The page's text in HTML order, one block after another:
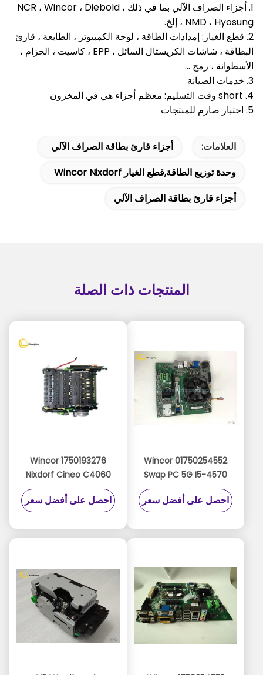
1. أجزاء الصراف الآلي بما في ذلك NCR ، Wincor ، Diebold ،
NMD ، Hyosung ، إلخ.
2. قطع الغيار: إمدادات الطاقة ، لوحة الكمبيوتر ، الطابعة ، قارئ
البطاقة ، شاشات الكريستال السائل ، EPP ، كاسيت ، الحزام ،
الأسطوانة ، رمح ...
3. خدمات الصيانة
4. short وقت التسليم: معظم أجزاء هي في المخزون
5. اختبار صارم للمنتجات
العلامات:
أجزاء قارئ بطاقة الصراف الآلي
وحدة توزيع الطاقة,قطع الغيار Wincor Nixdorf
أجزاء قارئ بطاقة الصراف الآلي
المنتجات ذات الصلة
01750254552 Wincor
Swap PC 5G I5-4570
PC AMT ترقية
Windows10 Migration
1750293439
احصل على أفضل سعر
1750193276 Wincor
Nixdorf Cineo C4060
ATM Parts رأس الوحدة
النمطية دبليو محرك
احصل على أفضل سعر